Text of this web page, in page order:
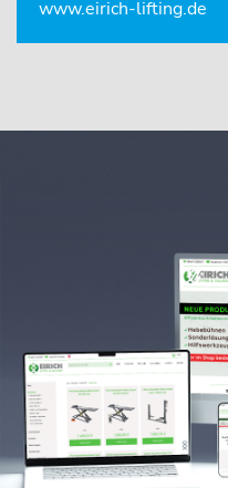
www.eirich-lifting.de